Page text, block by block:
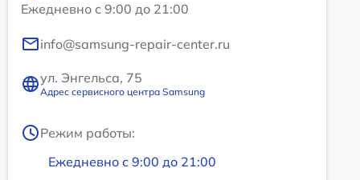
Ежедневно с 9:00 до 21:00
info@samsung-repair-center.ru
ул. Энгельса, 75
Адрес сервисного центра Samsung
Режим работы:
Ежедневно с 9:00 до 21:00